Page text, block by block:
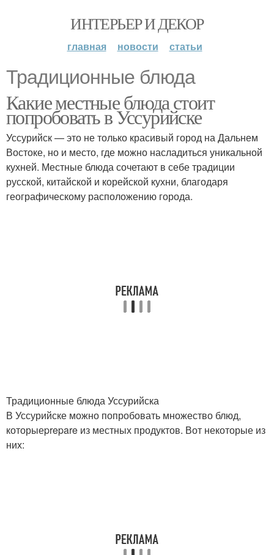
ИНТЕРЬЕР И ДЕКОР
главная новости статьи
Традиционные блюда
Какие местные блюда стоит
попробовать в Уссурийске
Уссурийск — это не только красивый город на Дальнем
Востоке, но и место, где можно насладиться уникальной
кухней. Местные блюда сочетают в себе традиции
русской, китайской и корейской кухни, благодаря
географическому расположению города.
Традиционные блюда Уссурийска
В Уссурийске можно попробовать множество блюд,
которыеprepare из местных продуктов. Вот некоторые из
них: